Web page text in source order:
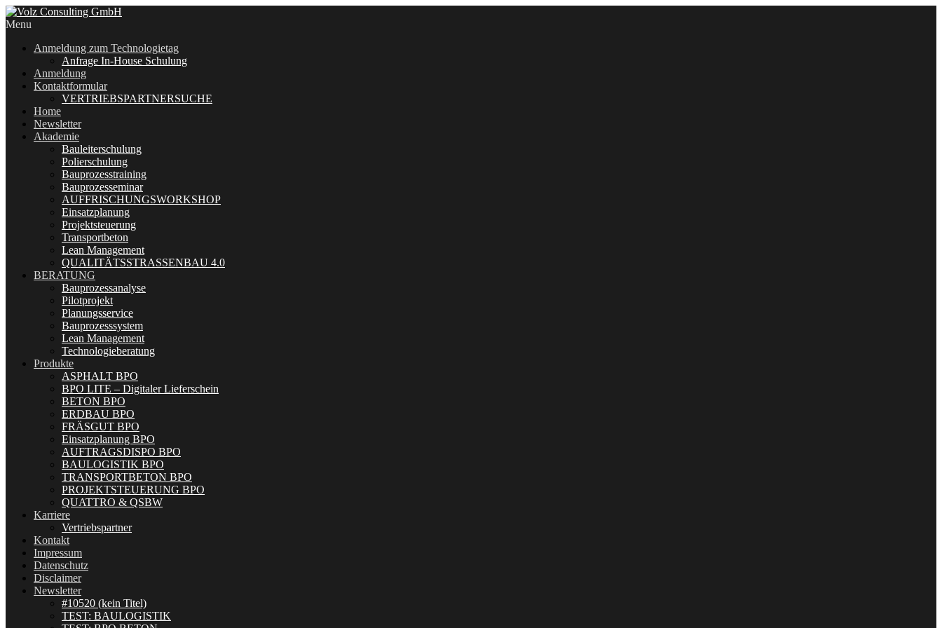
Menu
Anmeldung zum Technologietag
Anfrage In-House Schulung
Anmeldung
Kontaktformular
VERTRIEBSPARTNERSUCHE
Home
Newsletter
Akademie
Bauleiterschulung
Polierschulung
Bauprozesstraining
Bauprozesseminar
AUFFRISCHUNGSWORKSHOP
Einsatzplanung
Projektsteuerung
Transportbeton
Lean Management
QUALITÄTSSTRASSENBAU 4.0
BERATUNG
Bauprozessanalyse
Pilotprojekt
Planungsservice
Bauprozesssystem
Lean Management
Technologieberatung
Produkte
ASPHALT BPO
BPO LITE – Digitaler Lieferschein
BETON BPO
ERDBAU BPO
FRÄSGUT BPO
Einsatzplanung BPO
AUFTRAGSDISPO BPO
BAULOGISTIK BPO
TRANSPORTBETON BPO
PROJEKTSTEUERUNG BPO
QUATTRO & QSBW
Karriere
Vertriebspartner
Kontakt
Impressum
Datenschutz
Disclaimer
Newsletter
#10520 (kein Titel)
TEST: BAULOGISTIK